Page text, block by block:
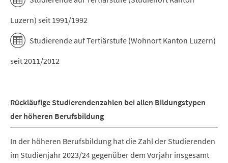
Luzern) seit 1991/1992
Studierende auf Tertiärstufe (Wohnort Kanton Luzern)
seit 2011/2012
Rückläufige Studierendenzahlen bei allen Bildungstypen
der höheren Berufsbildung
In der höheren Berufsbildung hat die Zahl der Studierenden
im Studienjahr 2023/24 gegenüber dem Vorjahr insgesamt